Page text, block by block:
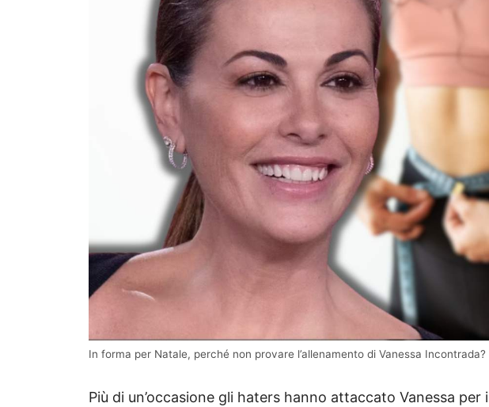
In forma per Natale, perché non provare l’allenamento di Vanessa
Più di un’occasione gli haters hanno attaccato Vanessa